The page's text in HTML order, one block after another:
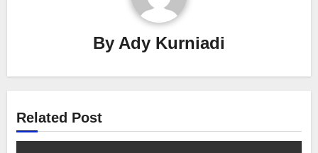
By Ady Kurniadi
Related Post